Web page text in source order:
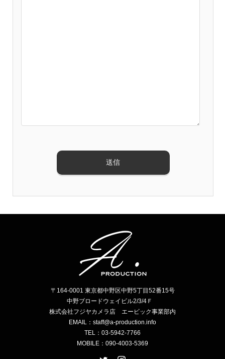
〒164-0001 東京都中野区中野5丁目52番15号
中野ブロードウェイビル2/3/4Ｆ
株式会社フジヤカメラ店 エービック事業部内
EMAIL：staff@a-production.info
TEL：03-5942-7766
MOBILE：090-4003-5369